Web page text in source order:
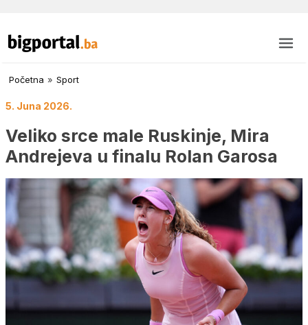
Početna » Sport
5. Juna 2026.
Veliko srce male Ruskinje, Mira
Andrejeva u finalu Rolan Garosa